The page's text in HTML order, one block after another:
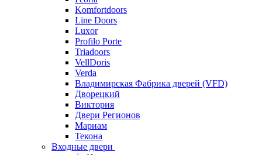
Komfortdoors
Line Doors
Luxor
Profilo Porte
Triadoors
VellDoris
Verda
Владимирская Фабрика дверей (VFD)
Дворецкий
Виктория
Двери Регионов
Мариам
Текона
Входные двери